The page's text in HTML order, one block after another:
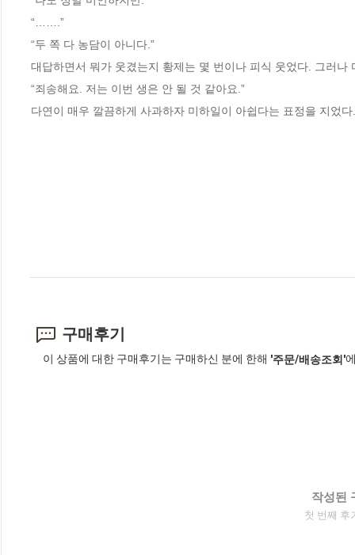
“…….”
“두 쪽 다 농담이 아니다.”
대답하면서 뭐가 웃겼는지 황제는 몇 번이나 피식 웃었다. 그러나
“죄송해요. 저는 이번 생은 안 될 것 같아요.”
다연이 매우 깔끔하게 사과하자 미하일이 아쉽다는 표정을 지었
구매후기
이 상품에 대한 구매후기는 구매하신 분에 한해 '주문/배송조회'
작성된
첫 번째 후